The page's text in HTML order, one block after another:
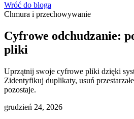
Wróć do bloga
Chmura i przechowywanie
Cyfrowe odchudzanie:
pliki
Uprzątnij swoje cyfrowe pliki dzięki
Zidentyfikuj duplikaty, usuń
pozostaje.
grudzień 24, 2026